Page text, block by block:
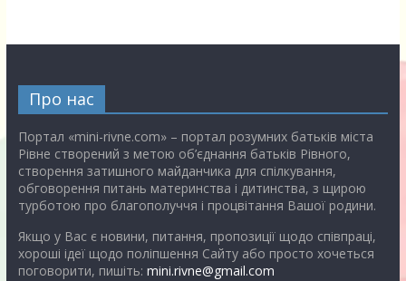
Про нас
Портал «mini-rivne.com» – портал розумних батьків міста
Рівне створений з метою об’єднання батьків Рівного,
створення затишного майданчика для спілкування,
обговорення питань материнства і дитинства, з щирою
турботою про благополуччя і процвітання Вашої родини.
Якщо у Вас є новини, питання, пропозиції щодо співпраці,
хороші ідеї щодо поліпшення Сайту або просто хочеться
поговорити, пишіть: mini.rivne@gmail.com